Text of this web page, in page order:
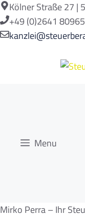
Zum
Inhalt
springen
Kölner Straße 27 |
+49 (0)2641
Menu
Mirko Perra – Ihr